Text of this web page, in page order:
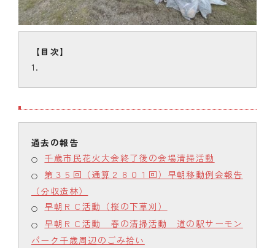
千歳市民花火大会終了後の会場清掃活動
第３５回（通算２８０１回）早朝移動例会報告
（分収造林）
早朝ＲＣ活動（桜の下草刈）
早朝ＲＣ活動 春の清掃活動 道の駅サーモン
パーク千歳周辺のごみ拾い